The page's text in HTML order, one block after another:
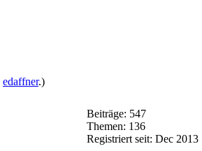
edaffner.)
Beiträge: 547
Themen: 136
Registriert seit: Dec 2013